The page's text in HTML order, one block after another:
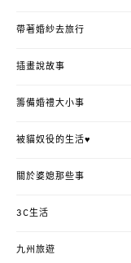
帶著婚紗去旅行
插畫說故事
籌備婚禮大小事
被貓奴役的生活♥
關於婆媳那些事
3C生活
九州旅遊